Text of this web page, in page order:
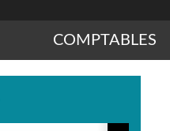
COMPTABLES